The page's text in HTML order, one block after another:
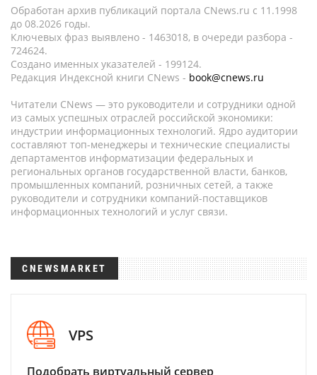
Обработан архив публикаций портала CNews.ru c 11.1998
до 08.2026 годы.
Ключевых фраз выявлено - 1463018, в очереди разбора -
724624.
Создано именных указателей - 199124.
Редакция Индексной книги CNews - book@cnews.ru
Читатели CNews — это руководители и сотрудники одной
из самых успешных отраслей российской экономики:
индустрии информационных технологий. Ядро аудитории
составляют топ-менеджеры и технические специалисты
департаментов информатизации федеральных и
региональных органов государственной власти, банков,
промышленных компаний, розничных сетей, а также
руководители и сотрудники компаний-поставщиков
информационных технологий и услуг связи.
CNEWSMARKET
VPS
Подобрать виртуальный сервер